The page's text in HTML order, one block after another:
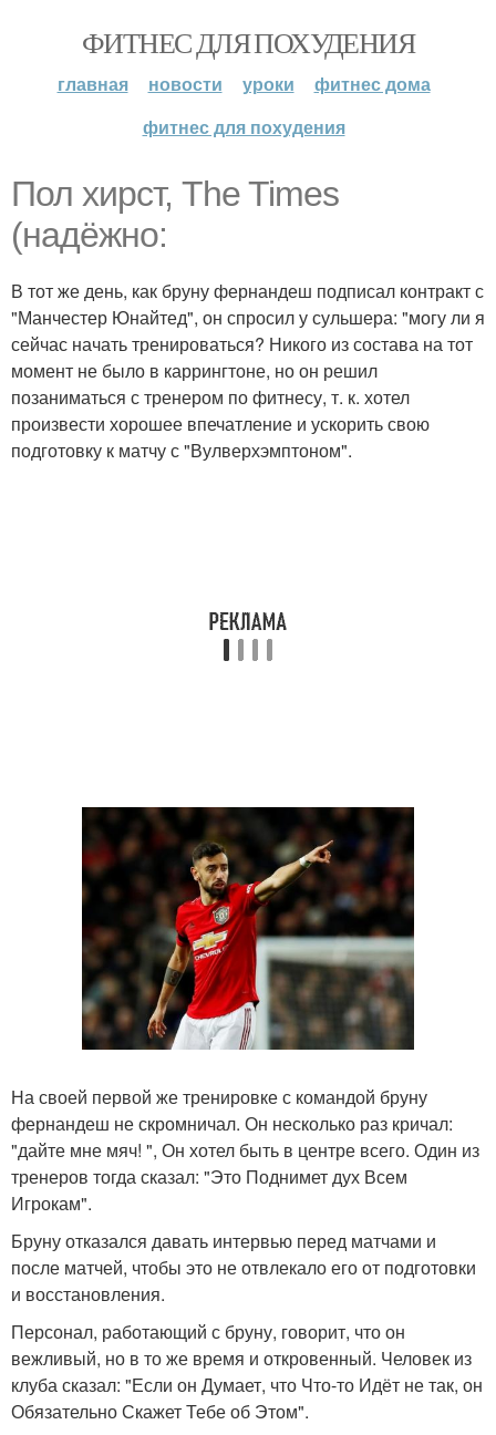
ФИТНЕС ДЛЯ ПОХУДЕНИЯ
главная новости уроки
фитнес дома
фитнес для похудения
Пол хирст, The Times
(надёжно:
В тот же день, как бруну фернандеш подписал контракт с
"Манчестер Юнайтед", он спросил у сульшера: "могу ли я
сейчас начать тренироваться? Никого из состава на тот
момент не было в каррингтоне, но он решил
позаниматься с тренером по фитнесу, т. к. хотел
произвести хорошее впечатление и ускорить свою
подготовку к матчу с "Вулверхэмптоном".
На своей первой же тренировке с командой бруну
фернандеш не скромничал. Он несколько раз кричал:
"дайте мне мяч! ", Он хотел быть в центре всего. Один из
тренеров тогда сказал: "Это Поднимет дух Всем
Игрокам".
Бруну отказался давать интервью перед матчами и
после матчей, чтобы это не отвлекало его от подготовки
и восстановления.
Персонал, работающий с бруну, говорит, что он
вежливый, но в то же время и откровенный. Человек из
клуба сказал: "Если он Думает, что Что-то Идёт не так, он
Обязательно Скажет Тебе об Этом".